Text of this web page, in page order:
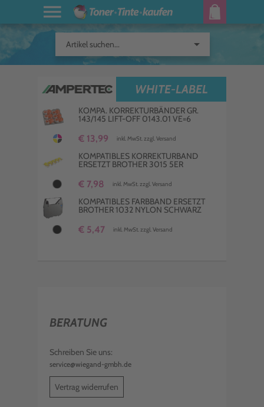
Artikel suchen... arrow_drop_down
WHITE-LABEL
KOMPA. KORREKTURBÄNDER GR.
143/145 LIFT-OFF 0143.01 VE=6
€ 13,99 inkl. MwSt. zzgl. Versand
KOMPATIBLES KORREKTURBAND
ERSETZT BROTHER 3015 5ER
€ 7,98 inkl. MwSt. zzgl. Versand
KOMPATIBLES FARBBAND ERSETZT
BROTHER 1032 NYLON SCHWARZ
€ 5,47 inkl. MwSt. zzgl. Versand
BERATUNG
Schreiben Sie uns:
service@wiegand-gmbh.de
Vertrag widerrufen